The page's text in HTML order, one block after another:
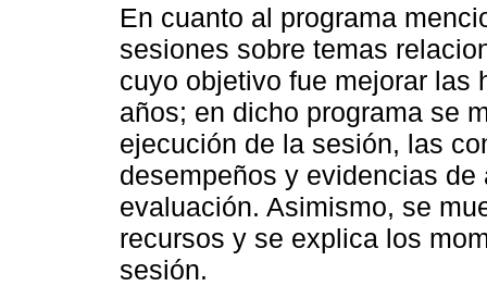
En cuanto al programa
sesiones sobre temas
cuyo objetivo fue mejorar las
años; en dicho programa se
ejecución de la sesión, las
desempeños y evidencias
evaluación. Asimismo, se
recursos y se explica los
sesión.